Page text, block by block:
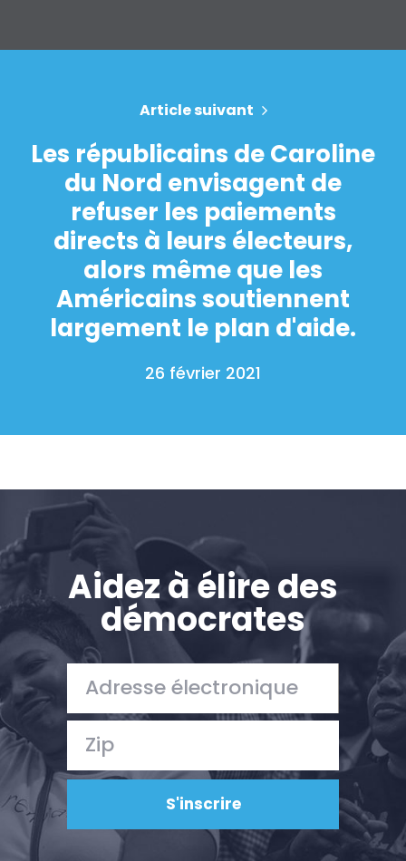
Article suivant
Les républicains de Caroline
du Nord envisagent de
refuser les paiements
directs à leurs électeurs,
alors même que les
Américains soutiennent
largement le plan d'aide.
26 février 2021
Aidez à élire des
démocrates